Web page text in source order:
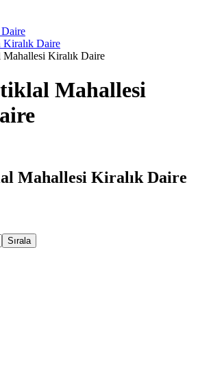
Kiralık Daire
Mahallesi Kiralık Daire
Mahallesi
Mahallesi Kiralık Daire
Sırala